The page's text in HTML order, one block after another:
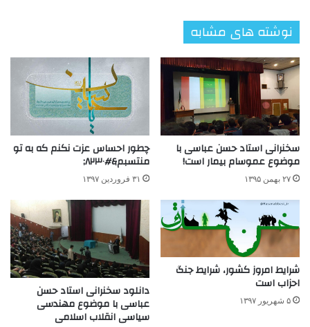
نوشته های مشابه
سخنرانی استاد حسن عباسی با
موضوع عموسام بیمار است!
۲۷ بهمن ۱۳۹۵
چطور احساس عزت نکنم که به تو
منتسبم&#۸۲۳۰;
۳۱ فروردین ۱۳۹۷
شرایط امروز کشور، شرایط جنگ
احزاب است
۵ شهریور ۱۳۹۷
دانلود سخنرانی استاد حسن
عباسی با موضوع مهندسی
سیاسی انقلاب اسلامی